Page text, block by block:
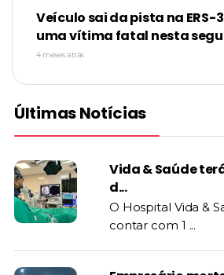
Veículo sai da pista na ERS-
uma vítima fatal nesta
4 meses atrás
Últimas Notícias
Vida & Saúde
d...
O Hospital Vida &
contar com 1 ...